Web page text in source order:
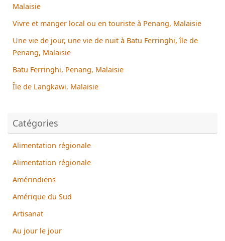
Malaisie
Vivre et manger local ou en touriste à Penang, Malaisie
Une vie de jour, une vie de nuit à Batu Ferringhi, île de
Penang, Malaisie
Batu Ferringhi, Penang, Malaisie
Île de Langkawi, Malaisie
Catégories
Alimentation régionale
Alimentation régionale
Amérindiens
Amérique du Sud
Artisanat
Au jour le jour